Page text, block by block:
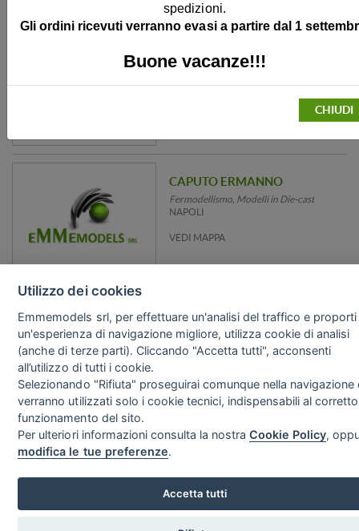
MODELLISMO ULIANO SRL
NAPOLI
CAPUTO ERMANNO
Fermodellismo, Modelli in Die-cast
NAPOLI
VEDI MAPPA
Contatti
Via Brianza 10
20843 Verano Brianza (MB)
tel. +39 0362.906.540
info@emmemodels.it
P.IVA/CF IT09071540968
REA MB–1901603
Copyright©2026 - EMMEMODELS srl - Privacy Cookie
Preferenze Cookie
spedizioni.
Gli ordini ricevuti verranno evasi a partire dal 1
Buone vacanze!!!
CHIUDI
Utilizzo dei cookies
Emmemodels srl, per effettuare un'analisi del traffico e proporti
un'esperienza di navigazione migliore, utilizza cookie di analisi
(anche di terze parti). Cliccando "Accetta tutti", acconsenti
all’utilizzo di tutti i cookie.
Selezionando "Rifiuta" proseguirai comunque nella navigazione
verranno utilizzati solo i cookie tecnici, indispensabili al corretto
funzionamento del sito.
Per ulteriori informazioni consulta la nostra Cookie Policy,
modifica le tue preferenze.
Accetta tutti